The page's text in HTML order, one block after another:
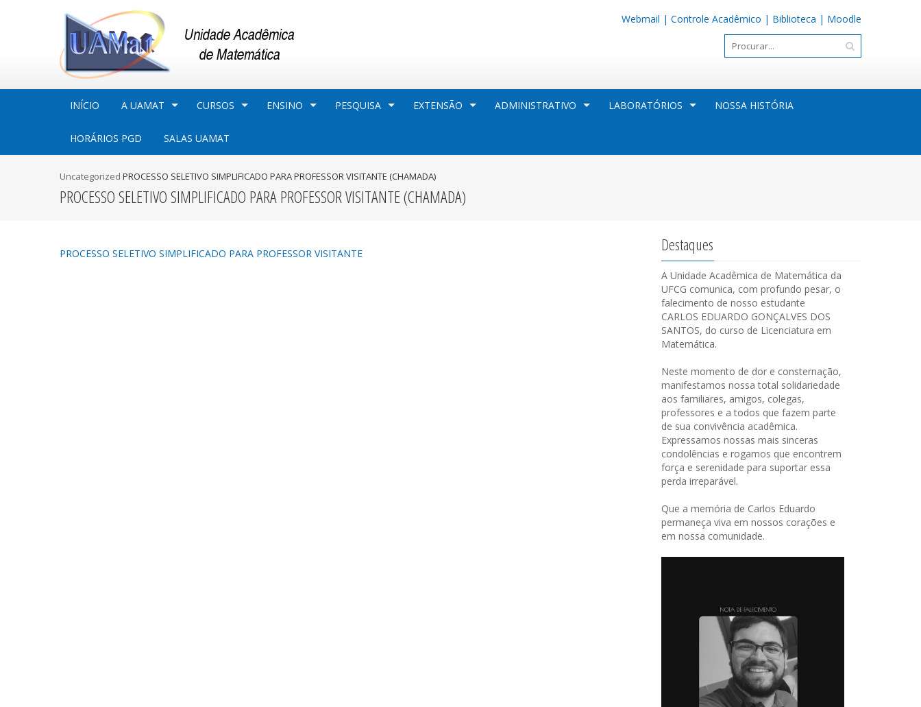
Webmail | Controle Acadêmico | Biblioteca | Moodle
INÍCIO A UAMAT CURSOS ENSINO PESQUISA EXTENSÃO ADMINISTRATIVO LABORATÓRIOS NOSSA HISTÓRIA
HORÁRIOS PGD SALAS UAMAT
Uncategorized PROCESSO SELETIVO SIMPLIFICADO PARA PROFESSOR VISITANTE (CHAMADA)
PROCESSO SELETIVO SIMPLIFICADO PARA PROFESSOR VISITANTE (CHAMADA)
PROCESSO SELETIVO SIMPLIFICADO PARA PROFESSOR VISITANTE Destaques
A Unidade Acadêmica de Matemática da
UFCG comunica, com profundo pesar, o
falecimento de nosso estudante
CARLOS EDUARDO GONÇALVES DOS
SANTOS, do curso de Licenciatura em
Matemática.
Neste momento de dor e consternação,
manifestamos nossa total solidariedade
aos familiares, amigos, colegas,
professores e a todos que fazem parte
de sua convivência acadêmica.
Expressamos nossas mais sinceras
condolências e rogamos que encontrem
força e serenidade para suportar essa
perda irreparável.
Que a memória de Carlos Eduardo
permaneça viva em nossos corações e
em nossa comunidade.